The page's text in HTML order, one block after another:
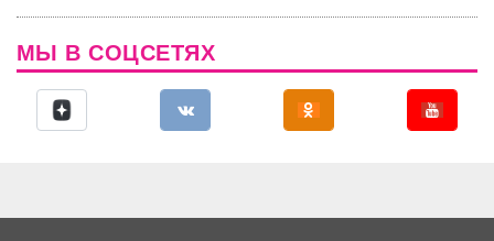
МЫ В СОЦСЕТЯХ